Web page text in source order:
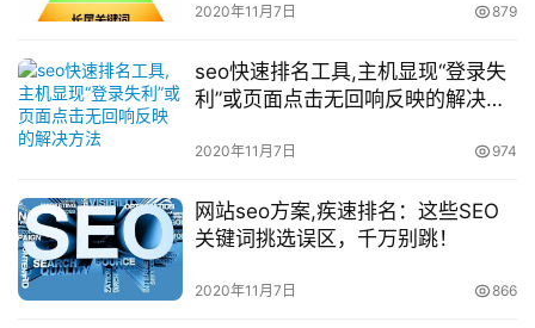
2020年11月7日 879
seo快速排名工具,主机显现“登录失
利”或页面点击无回响反映的解决方
2020年11月7日 974
网站seo方案,疾速排名：这些SEO
关键词挑选误区，千万别跳！
2020年11月7日 866